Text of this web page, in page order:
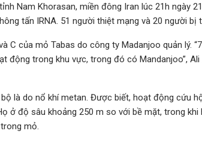
Nam Khorasan, miền đông Iran lúc 21h ngày
tấn IRNA. 51 người thiệt mạng và 20 người bị
C của mỏ Tabas do công ty Madanjoo quản lý.
động trong khu vực, trong đó có Mandanjoo”,
là do nổ khí metan. Được biết, hoạt động cứu
ở độ sâu khoảng 250 m so với bề mặt, trong
mỏ.